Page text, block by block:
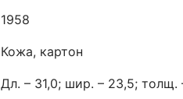
1958
Кожа, картон
Дл. – 31,0; шир. – 23,5; толщ.